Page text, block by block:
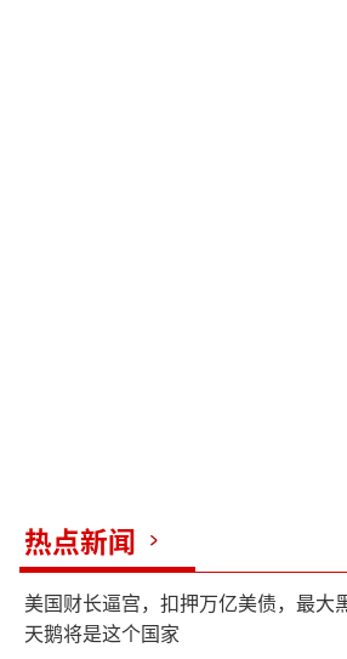
热点新闻
美国财长逼宫，扣押万亿美债，最大
天鹅将是这个国家